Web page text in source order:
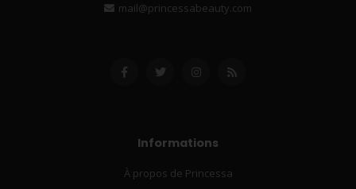
mail@princessabeauty.com
Informations
À propos de Princessa